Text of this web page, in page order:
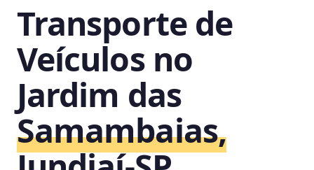
Transporte de
Veículos no
Jardim das
Samambaias,